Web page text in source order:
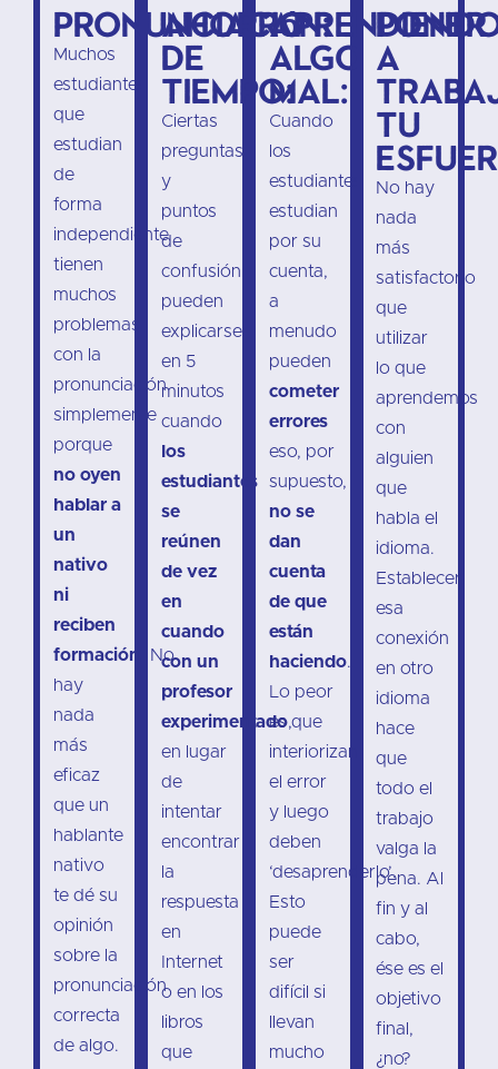
Pronunciación:
Muchos
estudiantes
que
estudian
de
forma
independiente
tienen
muchos
problemas
con la
pronunciación
simplemente
porque
no oyen
hablar a
un
nativo
ni
reciben
formación.
No
hay
nada
más
eficaz
que un
hablante
nativo
te dé su
opinión
sobre la
pronunciación
correcta
de algo.
Ahorro
de
tiempo:
Ciertas
preguntas
y
puntos
de
confusión
pueden
explicarse
en 5
minutos
cuando
los
estudiantes
se
reúnen
de vez
en
cuando
con un
profesor
experimentado,
en lugar
de
intentar
encontrar
la
respuesta
en
Internet
o en los
libros
que
algo
mal:
Cuando
los
estudiantes
estudian
por su
cuenta,
a
menudo
pueden
cometer
errores
eso, por
supuesto,
no se
dan
cuenta
de que
están
haciendo.
Lo peor
es que
interiorizan
el error
y luego
deben
‘desaprenderlo’.
Esto
puede
ser
difícil si
llevan
mucho
Poner
a
tu
No hay
nada
más
satisfactorio
que
utilizar
lo que
aprendemos
con
alguien
que
habla el
idioma.
Establecer
esa
conexión
en otro
idioma
hace
que
todo el
trabajo
valga la
pena. Al
fin y al
cabo,
ése es el
objetivo
final,
¿no?